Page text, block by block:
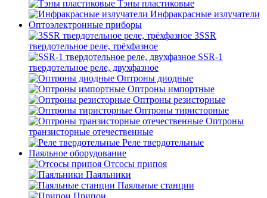
Тэны пластиковые
Инфракрасные излучатели
Оптоэлектронные приборы
3SSR
твердотельное реле, трёхфазное
SSR-1
твердотельное реле, двухфазное
Оптроны диодные
Оптроны импортные
Оптроны резисторные
Оптроны тиристорные
Оптроны
транзисторные отечественные
Реле твердотельные
Паяльное оборудование
Отсосы припоя
Паяльники
Паяльные станции
Припои